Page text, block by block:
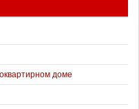
доме